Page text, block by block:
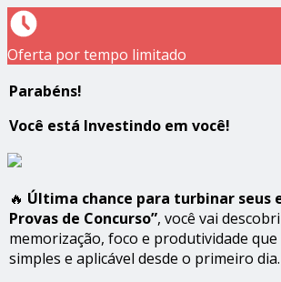
Oferta por tempo limitado
Parabéns!
Você está Investindo em você!
🔥 Última chance para turbinar seus
Provas de Concurso”, você vai
memorização, foco e produtividade
simples e aplicável desde o primeiro dia.